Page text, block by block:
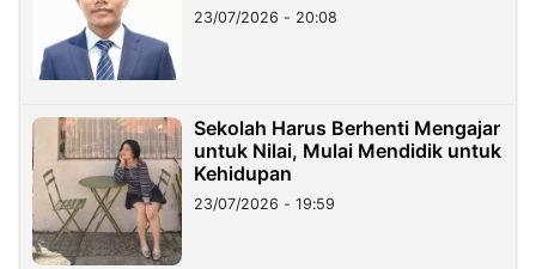
23/07/2026 - 20:08
Sekolah Harus Berhenti Mengajar
untuk Nilai, Mulai Mendidik untuk
Kehidupan
23/07/2026 - 19:59